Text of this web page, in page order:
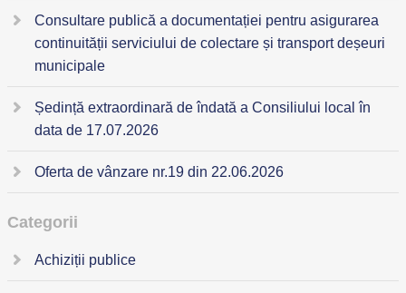
Consultare publică a documentației pentru asigurarea
continuității serviciului de colectare și transport deșeuri
municipale
Ședință extraordinară de îndată a Consiliului local în
data de 17.07.2026
Oferta de vânzare nr.19 din 22.06.2026
Categorii
Achiziții publice